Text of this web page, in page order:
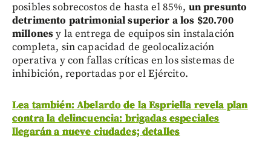
posibles sobrecostos de hasta el 85%, un presunto
detrimento patrimonial superior a los $20.700
millonesy la entrega de equipos sin instalación
completa, sin capacidad de geolocalización
operativa y con fallas críticas en los sistemas de
inhibición, reportadas por el Ejército.
Lea también: Abelardo de la Espriella revela plan
contra la delincuencia: brigadas especiales
llegarán a nueve ciudades; detalles